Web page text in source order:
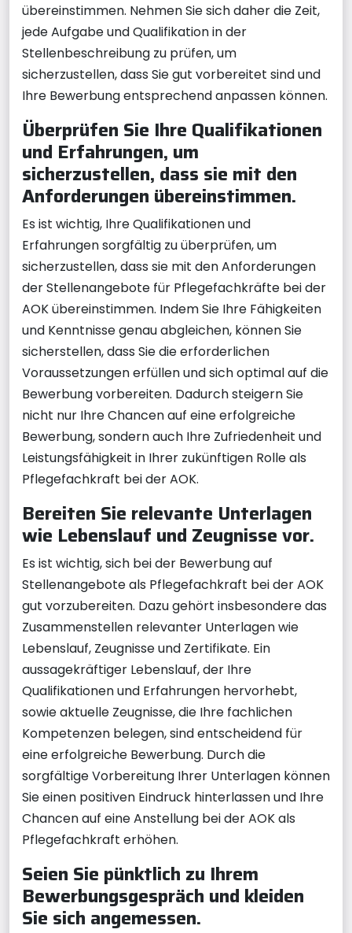
übereinstimmen. Nehmen Sie sich daher die Zeit,
jede Aufgabe und Qualifikation in der
Stellenbeschreibung zu prüfen, um
sicherzustellen, dass Sie gut vorbereitet sind und
Ihre Bewerbung entsprechend anpassen können.
Überprüfen Sie Ihre Qualifikationen
und Erfahrungen, um
sicherzustellen, dass sie mit den
Anforderungen übereinstimmen.
Es ist wichtig, Ihre Qualifikationen und
Erfahrungen sorgfältig zu überprüfen, um
sicherzustellen, dass sie mit den Anforderungen
der Stellenangebote für Pflegefachkräfte bei der
AOK übereinstimmen. Indem Sie Ihre Fähigkeiten
und Kenntnisse genau abgleichen, können Sie
sicherstellen, dass Sie die erforderlichen
Voraussetzungen erfüllen und sich optimal auf die
Bewerbung vorbereiten. Dadurch steigern Sie
nicht nur Ihre Chancen auf eine erfolgreiche
Bewerbung, sondern auch Ihre Zufriedenheit und
Leistungsfähigkeit in Ihrer zukünftigen Rolle als
Pflegefachkraft bei der AOK.
Bereiten Sie relevante Unterlagen
wie Lebenslauf und Zeugnisse vor.
Es ist wichtig, sich bei der Bewerbung auf
Stellenangebote als Pflegefachkraft bei der AOK
gut vorzubereiten. Dazu gehört insbesondere das
Zusammenstellen relevanter Unterlagen wie
Lebenslauf, Zeugnisse und Zertifikate. Ein
aussagekräftiger Lebenslauf, der Ihre
Qualifikationen und Erfahrungen hervorhebt,
sowie aktuelle Zeugnisse, die Ihre fachlichen
Kompetenzen belegen, sind entscheidend für
eine erfolgreiche Bewerbung. Durch die
sorgfältige Vorbereitung Ihrer Unterlagen können
Sie einen positiven Eindruck hinterlassen und Ihre
Chancen auf eine Anstellung bei der AOK als
Pflegefachkraft erhöhen.
Seien Sie pünktlich zu Ihrem
Bewerbungsgespräch und kleiden
Sie sich angemessen.